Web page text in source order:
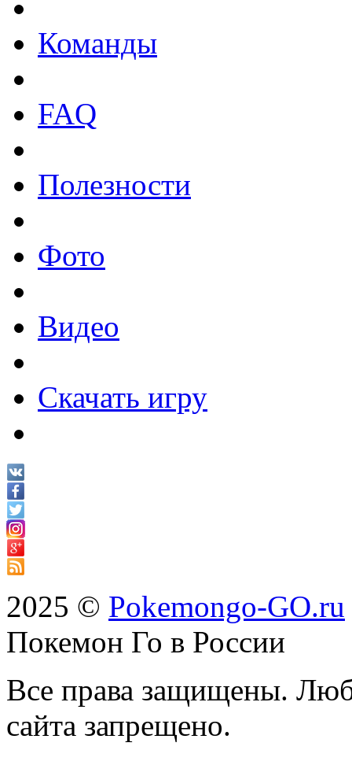
Команды
FAQ
Полезности
Фото
Видео
Скачать игру
2025 © Pokemongo-GO.ru
Покемон Го в России
Все права защищены.
сайта запрещено.